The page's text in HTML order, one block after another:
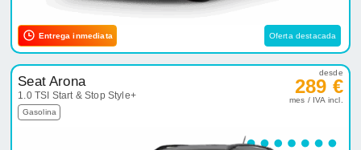
Entrega inmediata Oferta destacada
Seat Arona
1.0 TSI Start & Stop Style+
Gasolina
desde
289 €
mes / IVA incl.